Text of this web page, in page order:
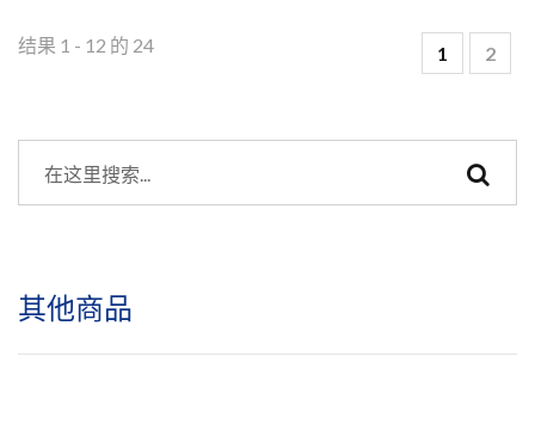
结果 1 - 12 的 24 1 2
其他商品